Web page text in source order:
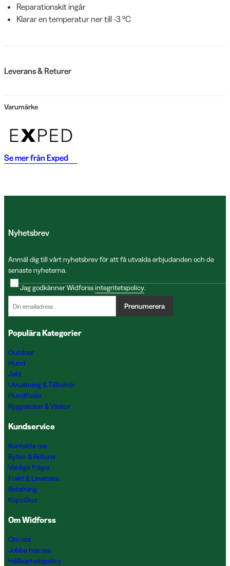
Reparationskit ingår
Klarar en temperatur ner till -3 °C
Leverans & Returer
Varumärke
Se mer från Exped
Nyhetsbrev
Anmäl dig till vårt nyhetsbrev för att få utvalda erbjudanden och de
senaste nyheterna.
Jag godkänner Widforssintegritetspolicy.
Prenumerera
Populära Kategorier
Outdoor
Hund
Jakt
Utrustning & Tillbehör
Hundfoder
Ryggsäckar & Väskor
Kundservice
Kontakta oss
Byten & Returer
Vanliga frågor
Frakt & Leverans
Betalning
Köpvillkor
Om Widforss
Om oss
Jobba hos oss
Hållbarhetspolicy